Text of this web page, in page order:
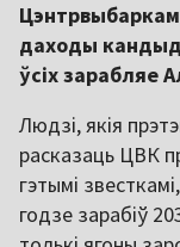
Цэнтрвыбаркам
даходы
ўсіх зарабляе
Людзі, якія
расказаць ЦВК
гэтымі звесткамі,
годзе зарабіў